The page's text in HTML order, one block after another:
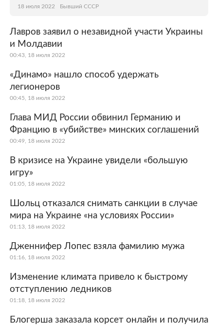
18 июля 2022 Бывший СССР
Лавров заявил о незавидной участи Украины
и Молдавии
00:43, 18 июля 2022
«Динамо» нашло способ удержать
легионеров
00:45, 18 июля 2022
Глава МИД России обвинил Германию и
Францию в «убийстве» минских соглашений
00:49, 18 июля 2022
В кризисе на Украине увидели «большую
игру»
01:05, 18 июля 2022
Шольц отказался снимать санкции в случае
мира на Украине «на условиях России»
01:13, 18 июля 2022
Дженнифер Лопес взяла фамилию мужа
01:16, 18 июля 2022
Изменение климата привело к быстрому
отступлению ледников
01:18, 18 июля 2022
Блогерша заказала корсет онлайн и получила